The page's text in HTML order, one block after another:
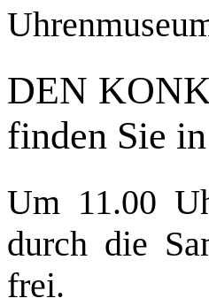
DEN
finden Sie
Um 11.00
durch die
frei.